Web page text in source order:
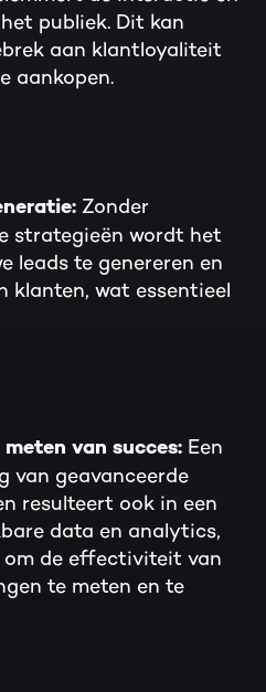
publiek. Dit kan
aan klantloyaliteit
aankopen.
Zonder
strategieën wordt het
leads te genereren en
klanten, wat essentieel
van succes: Een
van geavanceerde
resulteert ook in een
data en analytics,
de effectiviteit van
te meten en te